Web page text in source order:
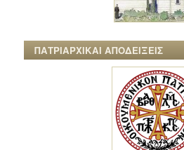
ΠΑΤΡΙΑΡΧΙΚΑΙ ΑΠΟΔΕΙΞΕΙΣ